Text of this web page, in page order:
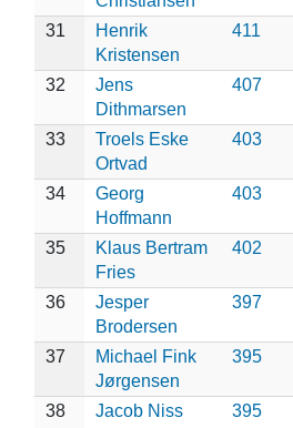
31
Henrik
Kristensen
411
32
Jens
Dithmarsen
407
33
Troels Eske
Ortvad
403
34
Georg
Hoffmann
403
35
Klaus Bertram
Fries
402
36
Jesper
Brodersen
397
37
Michael Fink
Jørgensen
395
38
Jacob Niss 395